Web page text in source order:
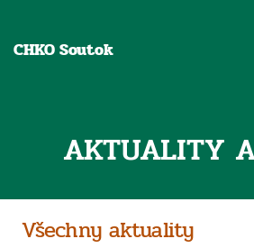
CHKO Soutok
AKTUALITY
Všechny aktuality